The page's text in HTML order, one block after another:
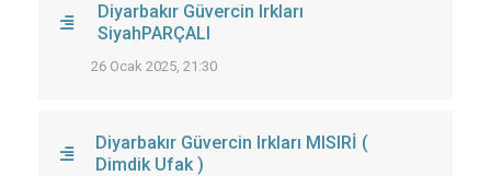
Diyarbakır Güvercin Irkları
SiyahPARÇALI
26 Ocak 2025, 21:30
Diyarbakır Güvercin Irkları MISIRİ (
Dimdik Ufak )